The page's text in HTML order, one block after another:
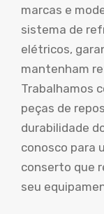
marcas e
sistema de
elétricos,
mantenham
Trabalhamos
peças de
durabilidade
conosco para
conserto que
seu